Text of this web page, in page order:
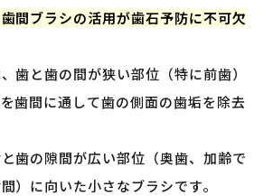
間ブラシの活用が歯石予防に不可欠
歯と歯の間が狭い部位（特に前歯）
歯間に通して歯の側面の歯垢を除去
歯の隙間が広い部位（奥歯、加齢で
）に向いた小さなブラシです。